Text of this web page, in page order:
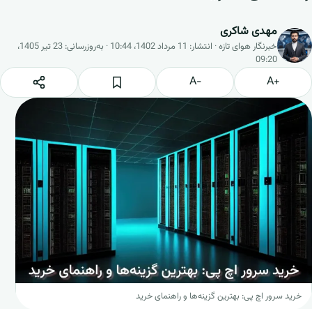
مهدی شاکری
خبرنگار هوای تازه · انتشار: 11 مرداد 1402، 10:44 · به‌روزرسانی: 23 تیر 1405،
09:20
+A
−A
خرید سرور اچ پی: بهترین گزینه‌ها و راهنمای خرید